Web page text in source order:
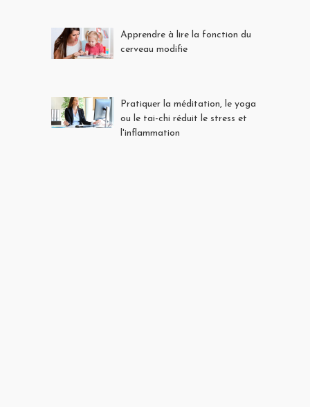
Apprendre à lire la fonction du
cerveau modifie
Pratiquer la méditation, le yoga
ou le tai-chi réduit le stress et
l'inflammation